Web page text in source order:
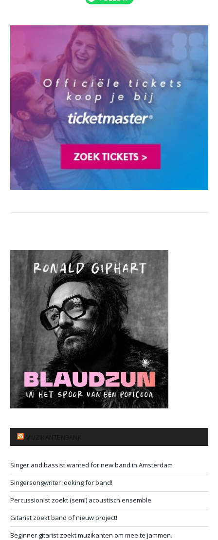
Singer and bassist wanted for new band in Amsterdam
Singersongwriter looking for band!
Percussionist zoekt (semi) acoustisch ensemble
Gitarist zoekt band of nieuw project!
Beginner gitarist zoekt muzikanten om mee te jammen.